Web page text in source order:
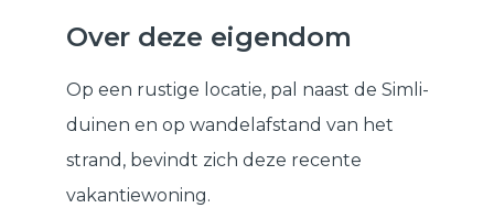
Over deze eigendom
Op een rustige locatie, pal naast de Simli-
duinen en op wandelafstand van het
strand, bevindt zich deze recente
vakantiewoning.